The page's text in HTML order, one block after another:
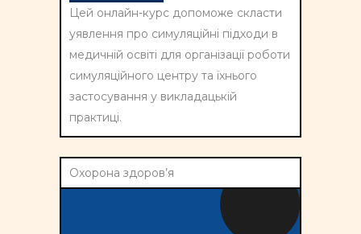
Цей онлайн-курс допоможе скласти
уявлення про симуляційні підходи в
медичній освіті для організації роботи
симуляційного центру та їхнього
застосування у викладацькій
практиці.
Охорона здоров’я